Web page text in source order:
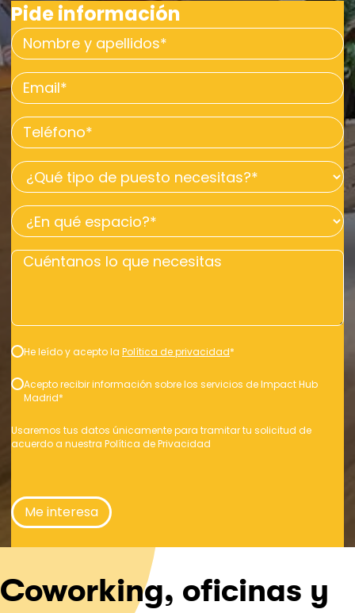
Pide información
Nombre
y
apellidos
*
Email
*
Teléfono
*
¿Qué
tipo
de
puesto
necesitas?
¿En
qué
espacio?
Cuéntanos
necesitas
Consentimiento
*
He leído y acepto la Política de privacidad*
Consentimiento
Acepto recibir información sobre los servicios de Impact Hub
Madrid*
Usaremos tus datos únicamente para tramitar tu solicitud de
acuerdo a nuestra Política de Privacidad
Coworking, oficinas y